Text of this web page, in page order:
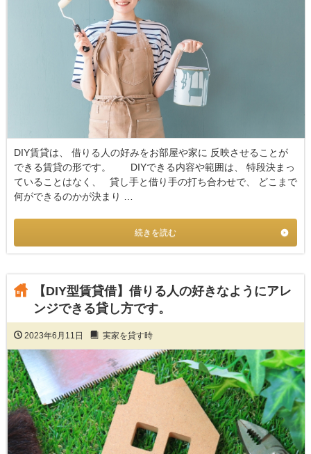
DIY賃貸は、 借りる人の好みをお部屋や家に 反映させることが
できる賃貸の形です。 DIYできる内容や範囲は、 特段決まっ
ていることはなく、 貸し手と借り手の打ち合わせで、 どこまで
何ができるのかが決まり …
続きを読む
【DIY型賃貸借】借りる人の好きなようにアレ
ンジできる貸し方です。
2023年6月11日 実家を貸す時